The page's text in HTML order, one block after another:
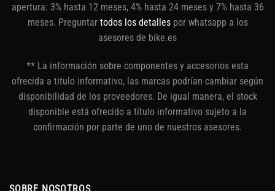
apertura: 3% hasta 12 meses, 4% hasta 24 meses y 7% hasta 36
meses. Preguntar todos los detallespor whatsapp a los
asesores de bike.es
** La información sobre componentes y accesorios esta
ofrecida a titulo informativo, las marcas podrían cambiar según
disponibilidad de los proveedores. De igual manera, el stock
disponible está ofrecido a título informativo sujeto a la
confirmación por parte de uno de nuestros asesores.